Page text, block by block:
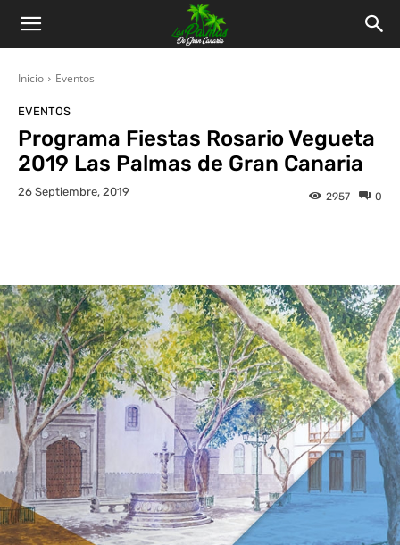
Inicio Eventos
EVENTOS
Programa Fiestas Rosario Vegueta
2019 Las Palmas de Gran Canaria
26 Septiembre, 2019 0
2957